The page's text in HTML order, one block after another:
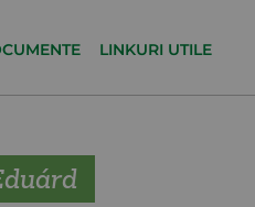
LINKURI UTILE